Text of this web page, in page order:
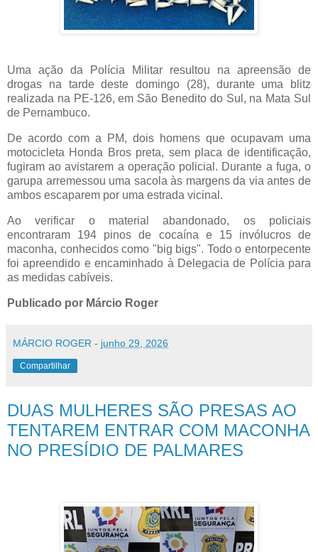
Uma ação da Polícia Militar resultou na apreensão de
drogas na tarde deste domingo (28), durante uma blitz
realizada na PE-126, em São Benedito do Sul, na Mata Sul
de Pernambuco.
De acordo com a PM, dois homens que ocupavam uma
motocicleta Honda Bros preta, sem placa de identificação,
fugiram ao avistarem a operação policial. Durante a fuga, o
garupa arremessou uma sacola às margens da via antes de
ambos escaparem por uma estrada vicinal.
Ao verificar o material abandonado, os policiais
encontraram 194 pinos de cocaína e 15 invólucros de
maconha, conhecidos como "big bigs". Todo o entorpecente
foi apreendido e encaminhado à Delegacia de Polícia para
as medidas cabíveis.
Publicado por Márcio Roger
MÁRCIO ROGER - junho 29, 2026
Compartilhar
DUAS MULHERES SÃO PRESAS AO
TENTAREM ENTRAR COM MACONHA
NO PRESÍDIO DE PALMARES